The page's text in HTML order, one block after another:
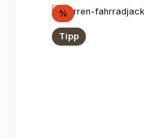
%Rabatt
Tipp